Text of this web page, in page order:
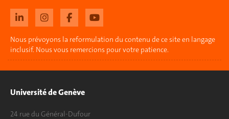
Nous prévoyons la reformulation du contenu de ce site en langage
inclusif. Nous vous remercions pour votre patience.
Université de Genève
24 rue du Général-Dufour